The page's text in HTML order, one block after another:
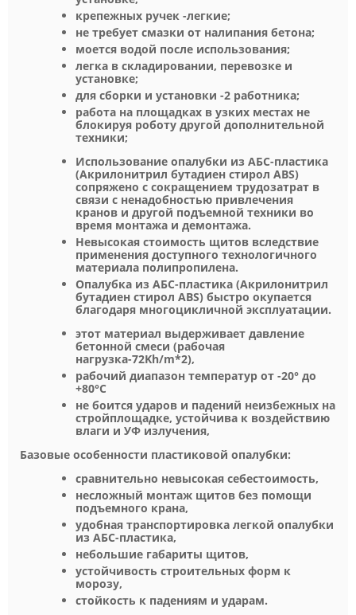
крепежных ручек -легкие;
не требует смазки от налипания бетона;
моется водой после использования;
легка в складировании, перевозке и
установке;
для сборки и установки -2 работника;
работа на площадках в узких местах не
блокируя роботу другой дополнительной
техники;
Использование опалубки из АБС-пластика
(Акрилонитрил бутадиен стирол ABS)
сопряжено с сокращением трудозатрат в
связи с ненадобностью привлечения
кранов и другой подъемной техники во
время монтажа и демонтажа.
Невысокая стоимость щитов вследствие
применения доступного технологичного
материала полипропилена.
Опалубка из АБС-пластика (Акрилонитрил
бутадиен стирол ABS) быстро окупается
благодаря многоцикличной эксплуатации.
этот материал выдерживает давление
бетонной смеси (рабочая
нагрузка-72Kh/m*2),
рабочий диапазон температур от -20° до
+80°С
не боится ударов и падений неизбежных на
стройплощадке, устойчива к воздействию
влаги и УФ излучения,
Базовые особенности пластиковой опалубки:
сравнительно невысокая себестоимость,
несложный монтаж щитов без помощи
подъемного крана,
удобная транспортировка легкой опалубки
из АБС-пластика,
небольшие габариты щитов,
устойчивость строительных форм к
морозу,
стойкость к падениям и ударам.